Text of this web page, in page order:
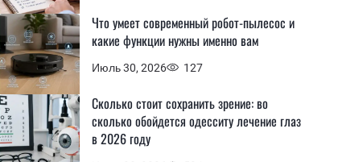
Июль 30, 2026 127
Что умеет современный робот-пылесос и
какие функции нужны именно вам
Сколько стоит сохранить зрение: во
сколько обойдется одесситу лечение глаз
в 2026 году